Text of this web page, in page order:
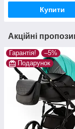
Купити
Акційні
Гарантія!
–5%
Подарунок